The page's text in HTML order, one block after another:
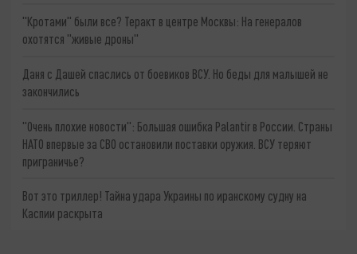
"Кротами" были все? Теракт в центре Москвы: На генералов
охотятся "живые дроны"
Даня с Дашей спаслись от боевиков ВСУ. Но беды для малышей не
закончились
"Очень плохие новости": Большая ошибка Palantir в России. Страны
НАТО впервые за СВО остановили поставки оружия. ВСУ теряют
приграничье?
Вот это триллер! Тайна удара Украины по иранскому судну на
Каспии раскрыта